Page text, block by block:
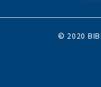
© 2020